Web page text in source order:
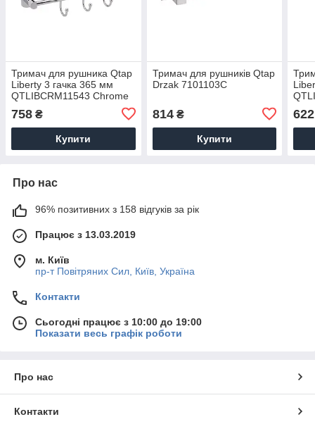
Тримач для рушника Qtap
Liberty 3 гачка 365 мм
QTLIBCRM11543 Chrome
758 ₴
Купити
Тримач для рушників Qtap
Drzak 7101103C
814₴
Купити
622
Про нас
96% позитивних з 158 відгуків за рік
Працює з 13.03.2019
м. Київ
пр-т Повiтряних Сил, Київ, Україна
Контакти
Сьогодні працює з 10:00 до 19:00
Показати весь графік роботи
Про нас
Контакти